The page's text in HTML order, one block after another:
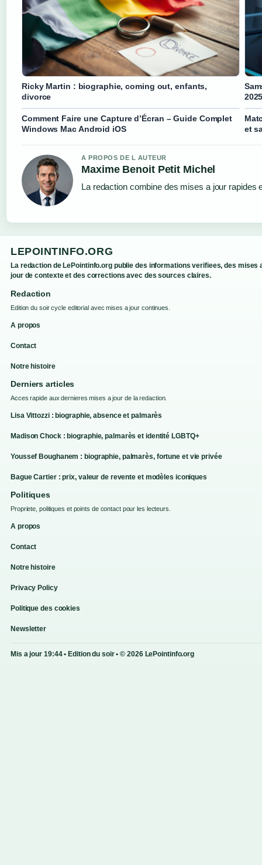
Ricky Martin : biographie, coming out, enfants,
divorce
Comment Faire une Capture d’Écran – Guide Complet
Windows Mac Android iOS
et
A PROPOS DE L AUTEUR
Maxime Benoit Petit Michel
La redaction combine des mises a jour rapides
LEPOINTINFO.ORG
La redaction de LePointinfo.org publie des informations verifiees, des mises
jour de contexte et des corrections avec des sources claires.
Redaction
Edition du soir cycle editorial avec mises a jour continues.
A propos
Contact
Notre histoire
Derniers articles
Acces rapide aux dernieres mises a jour de la redaction.
Lisa Vittozzi : biographie, absence et palmarès
Madison Chock : biographie, palmarès et identité LGBTQ+
Youssef Boughanem : biographie, palmarès, fortune et vie privée
Bague Cartier : prix, valeur de revente et modèles iconiques
Politiques
Propriete, politiques et points de contact pour les lecteurs.
A propos
Contact
Notre histoire
Privacy Policy
Politique des cookies
Newsletter
Mis a jour 19:44 • Edition du soir • © 2026 LePointinfo.org